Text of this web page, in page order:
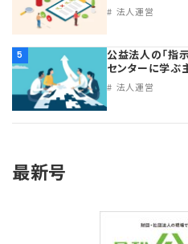
法人運営
5
公益法人の「指
センターに学
法人運営
最新号